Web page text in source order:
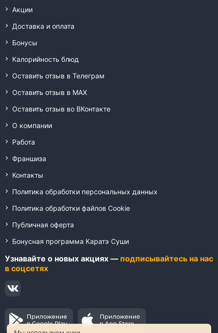
Акции
Доставка и оплата
Бонусы
Калорийность блюд
Оставить отзыв в Телеграм
Оставить отзыв в MAX
Оставить отзыв во ВКонтакте
О компании
Работа
Франшиза
Контакты
Политика обработки персональных данных
Политика обработки файлов Cookie
Публичная оферта
Бонусная программа Каратэ Суши
Узнавайте о новых акциях — подписывайтесь на нас
в соцсетях